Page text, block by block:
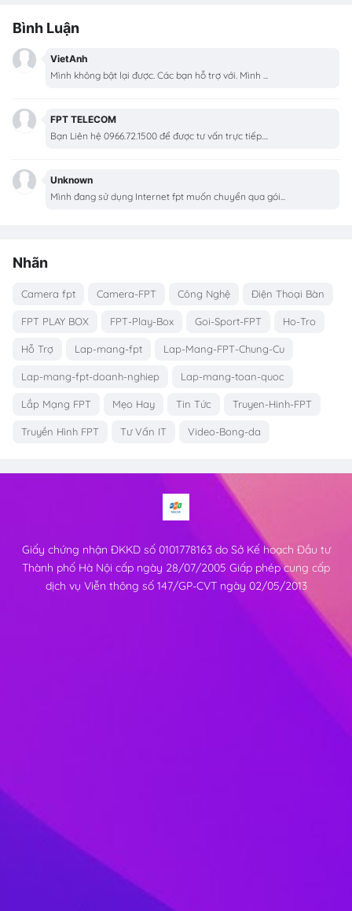
Bình Luận
VietAnh
Mình không bật lại được. Các bạn hỗ trợ với. Mình ...
FPT TELECOM
Bạn Liên hệ 0966.72.1500 để được tư vấn trực tiếp....
Unknown
Mình đang sử dụng Internet fpt muốn chuyển qua gói...
Nhãn
Camera fpt Camera-FPT Công Nghệ Điện Thoại Bàn
FPT PLAY BOX FPT-Play-Box Goi-Sport-FPT Ho-Tro
Hỗ Trợ Lap-mang-fpt Lap-Mang-FPT-Chung-Cu
Lap-mang-fpt-doanh-nghiep Lap-mang-toan-quoc
Lắp Mạng FPT Mẹo Hay Tin Tức Truyen-Hinh-FPT
Truyền Hình FPT Tư Vấn IT Video-Bong-da
Giấy chứng nhận ĐKKD số 0101778163 do Sở Kế hoạch Đầu tư
Thành phố Hà Nội cấp ngày 28/07/2005 Giấp phép cung cấp
dịch vụ Viễn thông số 147/GP-CVT ngày 02/05/2013